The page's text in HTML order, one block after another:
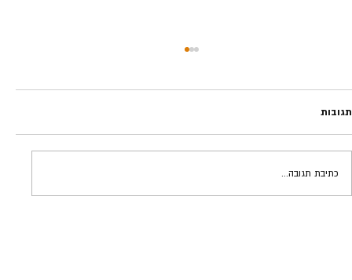
אינסטינקטים מסוכנים | גידי פרדר
תגובות
כתיבת תגובה...